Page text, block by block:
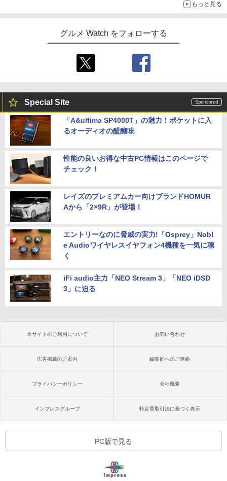
もっと見る
グルメ Watch をフォローする
Special Site
「A&ultima SP4000T」の魅力！ポケットに入
るオーディオの醍醐味
性能の良いお得な中古PC情報はこのページで
チェック！
レイズのプレミアムカー向けブランドHOMUR
Aから「2×9R」が登場！
エントリーなのに脅威の実力!「Osprey」Nobl
e Audioワイヤレスイヤフォン4機種を一気に聴
く
iFi audio主力「NEO Stream 3」「NEO iDSD
3」に迫る
本サイトのご利用について お問い合わせ
広告掲載のご案内 編集部へのご連絡
プライバシーポリシー 会社概要
インプレスグループ 特定商取引法に基づく表示
PC版で見る